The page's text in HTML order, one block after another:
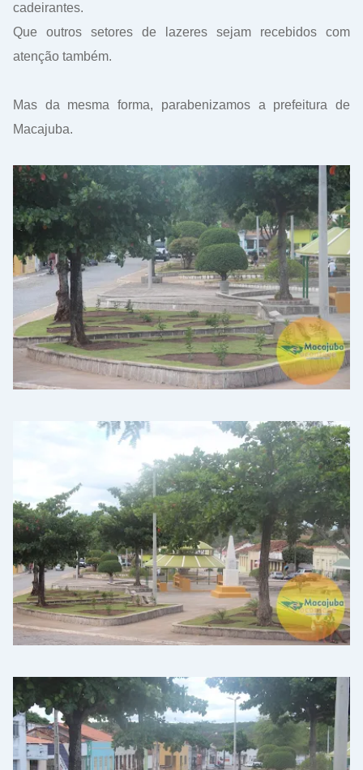
cadeirantes.
Que outros setores de lazeres sejam recebidos com
atenção também.
Mas da mesma forma, parabenizamos a prefeitura de
Macajuba.